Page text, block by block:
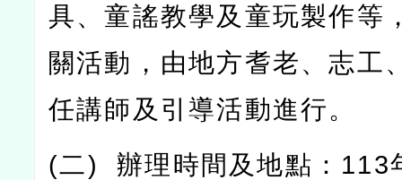
具、童謠教學及童玩製作等
關活動，由地方耆老、志工
任講師及引導活動進行。
(二)辦理時間及地點： 113